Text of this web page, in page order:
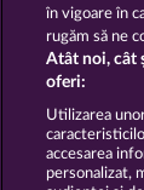
în vigoare în
rugăm să ne
Atât noi, cât
oferi:
Utilizarea
accesarea
personalizat,